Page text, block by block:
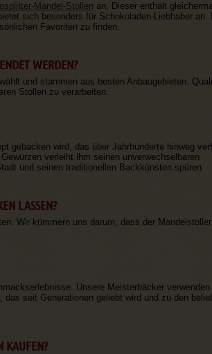
Mandel-Stollen an. Dieser enthält
sich besonders für Schokoladen-Liebhaber an.
Favoriten zu finden.
WERDEN?
und stammen aus besten Anbaugebieten.
Stollen zu verarbeiten.
gebacken wird, das über Jahrhunderte hinweg
verleiht ihm seinen unverwechselbaren
und seinen traditionellen Backkünsten spüren.
LASSEN?
Wir kümmern uns darum, dass der
Unsere Meisterbäcker verwenden
seit Generationen geliebt wird und zu den